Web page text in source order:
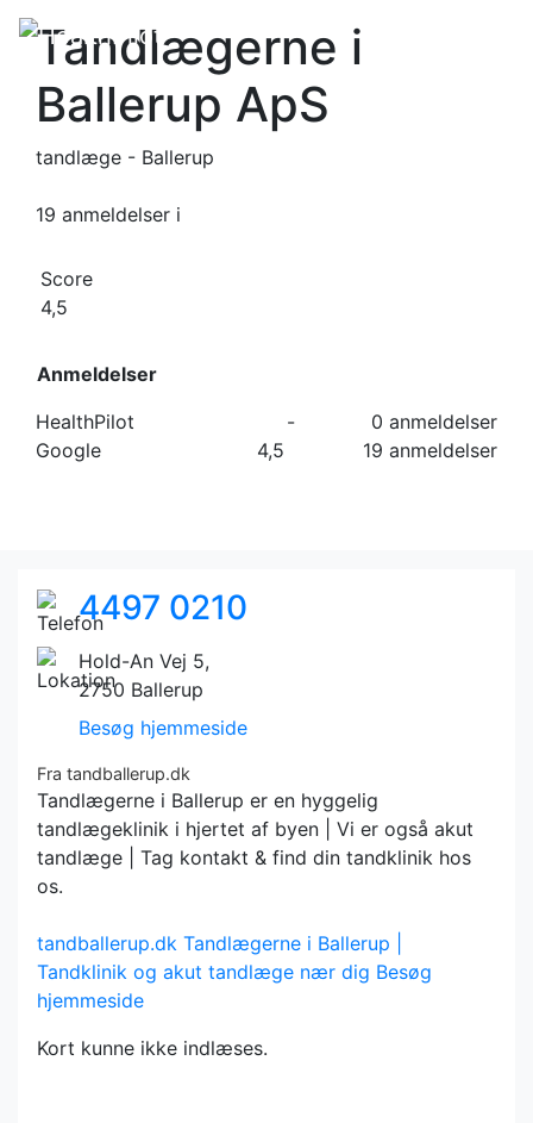
Tandlægerne i
Ballerup ApS
tandlæge - Ballerup
19 anmeldelser i
Score
4,5
Anmeldelser
HealthPilot
-
0 anmeldelser
Google
4,5 19 anmeldelser
4497 0210
Hold-An Vej 5,
2750 Ballerup
Besøg hjemmeside
Fra tandballerup.dk
Tandlægerne i Ballerup er en hyggelig
tandlægeklinik i hjertet af byen | Vi er også akut
tandlæge | Tag kontakt & find din tandklinik hos
os.
tandballerup.dk Tandlægerne i Ballerup |
Tandklinik og akut tandlæge nær dig Besøg
hjemmeside
Kort kunne ikke indlæses.